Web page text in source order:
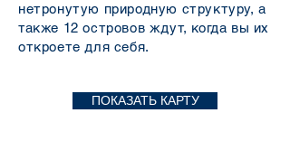
нетронутую природную структуру, а
также 12 островов ждут, когда вы их
откроете для себя.
ПОКАЗАТЬ КАРТУ